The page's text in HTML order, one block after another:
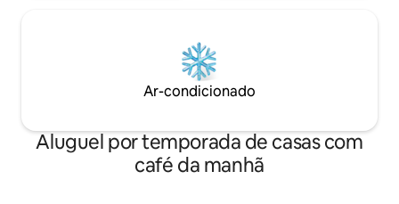
Ar-condicionado
Aluguel por temporada de casas com
café da manhã